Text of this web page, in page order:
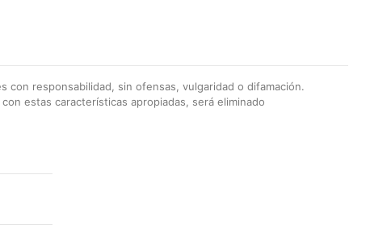
con responsabilidad, sin ofensas, vulgaridad o difamación.
estas características apropiadas, será eliminado